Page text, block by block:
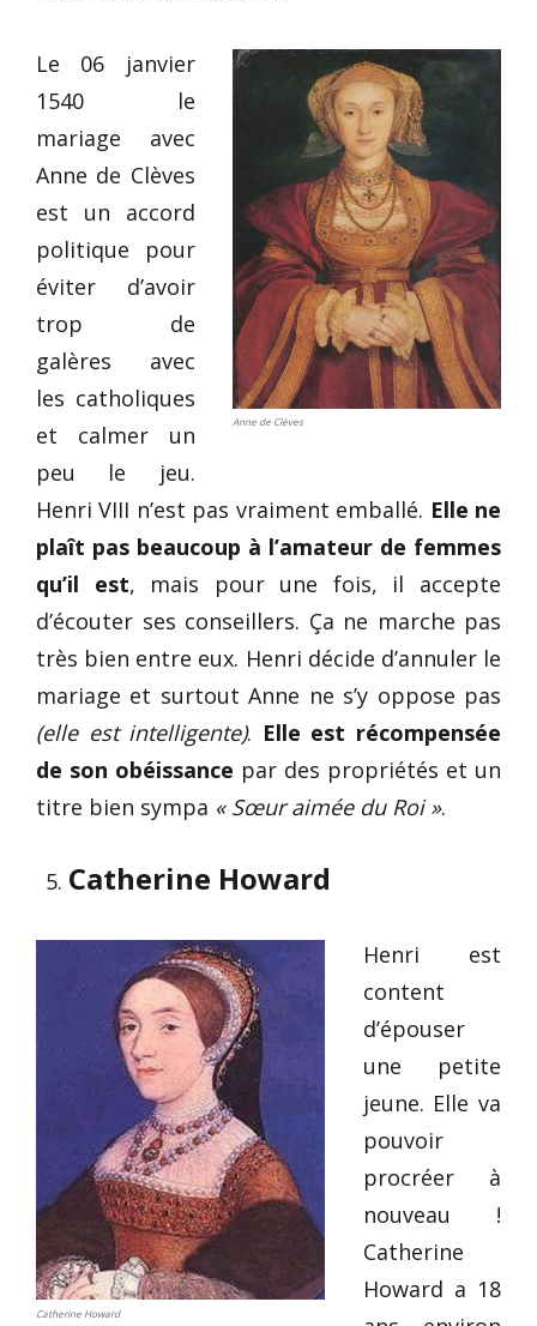
Anne de Clèves
Le 06 janvier
1540 le
mariage avec
Anne de Clèves
est un accord
politique pour
éviter d’avoir
trop de
galères avec
les catholiques
et calmer un
peu le jeu.
Henri VIII n’est pas vraiment emballé. Elle ne
plaît pas beaucoup à l’amateur de femmes
qu’il est, mais pour une fois, il accepte
d’écouter ses conseillers. Ça ne marche pas
très bien entre eux. Henri décide d’annuler le
mariage et surtout Anne ne s’y oppose pas
(elle est intelligente). Elle est récompensée
de son obéissance par des propriétés et un
titre bien sympa « Sœur aimée du Roi ».
Catherine Howard
Catherine Howard
Henri est
content
d’épouser
une petite
jeune. Elle va
pouvoir
procréer à
nouveau !
Catherine
Howard a 18